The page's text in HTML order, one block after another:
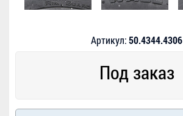
Артикул:50.4344.4306
Под заказ